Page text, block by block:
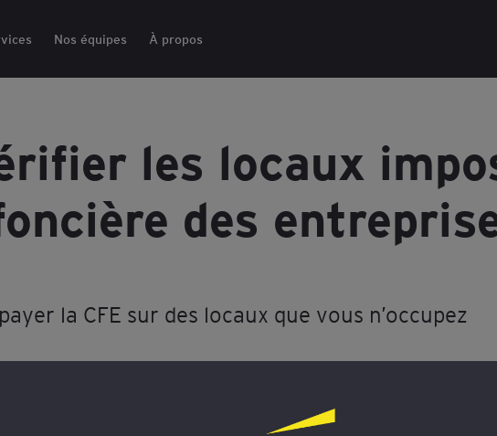
Nos équipes À propos
les locaux
des
la CFE sur des locaux que vous n’occupez